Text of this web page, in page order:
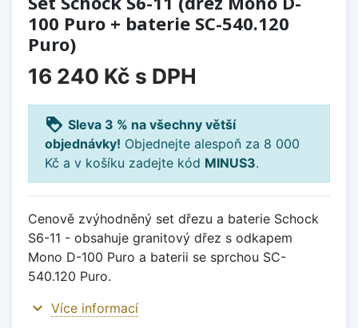
100 Puro + baterie SC-540.120
Puro)
16 240 Kč s DPH
loyalty Sleva 3 % na všechny větší
objednávky! Objednejte alespoň za 8 000
Kč a v košíku zadejte kód MINUS3.
Cenově zvýhodněný set dřezu a baterie Schock
S6-11 - obsahuje granitový dřez s odkapem
Mono D-100 Puro a baterii se sprchou SC-
540.120 Puro.
expand_more Více informací